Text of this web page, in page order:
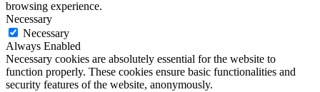
browsing experience.
Necessary
Necessary
Always Enabled
Necessary cookies are absolutely essential for the website to
function properly. These cookies ensure basic functionalities and
security features of the website, anonymously.